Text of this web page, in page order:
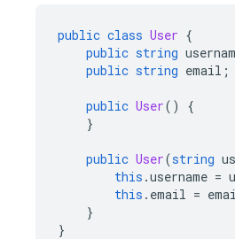
public class User {
public string
public string email ;
public User()
{
}
public User(string
this .username =
this . email =
}
}